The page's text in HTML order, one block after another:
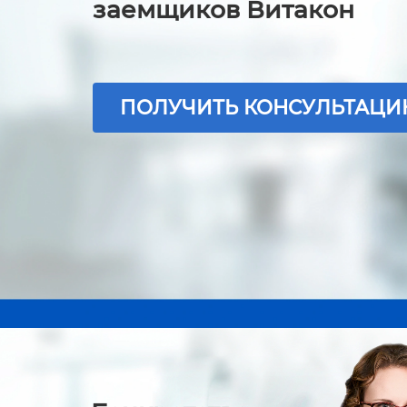
заемщиков Витакон
ПОЛУЧИТЬ